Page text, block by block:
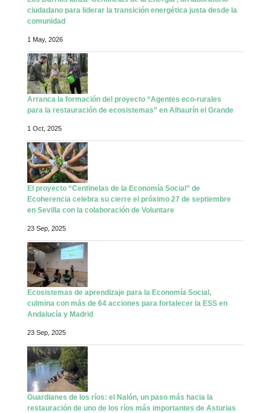
ciudadano para liderar la transición energética justa desde la
comunidad
1 May, 2026
Arranca la formación del proyecto “Agentes eco-rurales
para la restauración de ecosistemas” en Alhaurín el Grande
1 Oct, 2025
El proyecto “Centinelas de la Economía Social” de
Ecoherencia celebra su cierre el próximo 27 de septiembre
en Sevilla con la colaboración de Voluntare
23 Sep, 2025
Ecosistemas de aprendizaje para la Economía Social,
culmina con más de 64 acciones para fortalecer la ESS en
Andalucía y Madrid
23 Sep, 2025
Guardianes de los ríos: el Nalón, un paso más hacia la
restauración de uno de los ríos más importantes de Asturias